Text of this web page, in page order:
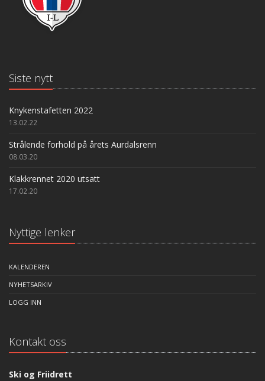
Siste nytt
Knykenstafetten 2022
13.02.22
Strålende forhold på årets Aurdalsrenn
08.03.20
Klakkrennet 2020 utsatt
17.02.20
Nyttige lenker
KALENDEREN
NYHETSARKIV
LOGG INN
Kontakt oss
Ski og Friidrett